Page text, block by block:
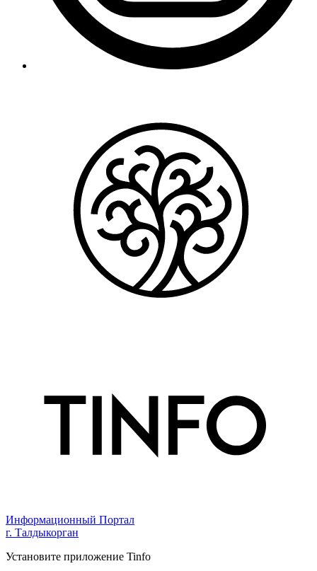
Информационный Портал
г. Талдыкорган
Установите приложение Tinfo